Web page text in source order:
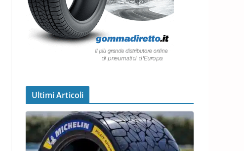
Ultimi Articoli